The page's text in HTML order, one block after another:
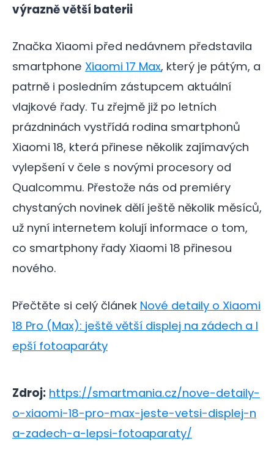
výrazně větší baterii
Značka Xiaomi před nedávnem představila
smartphone Xiaomi 17 Max, který je pátým, a
patrně i posledním zástupcem aktuální
vlajkové řady. Tu zřejmě již po letních
prázdninách vystřídá rodina smartphonů
Xiaomi 18, která přinese několik zajímavých
vylepšení v čele s novými procesory od
Qualcommu. Přestože nás od premiéry
chystaných novinek dělí ještě několik měsíců,
už nyní internetem kolují informace o tom,
co smartphony řady Xiaomi 18 přinesou
nového.
Přečtěte si celý článek Nové detaily o Xiaomi
18 Pro (Max): ještě větší displej na zádech a l
epší fotoaparáty
Zdroj: https://smartmania.cz/nove-detaily-
o-xiaomi-18-pro-max-jeste-vetsi-displej-n
a-zadech-a-lepsi-fotoaparaty/